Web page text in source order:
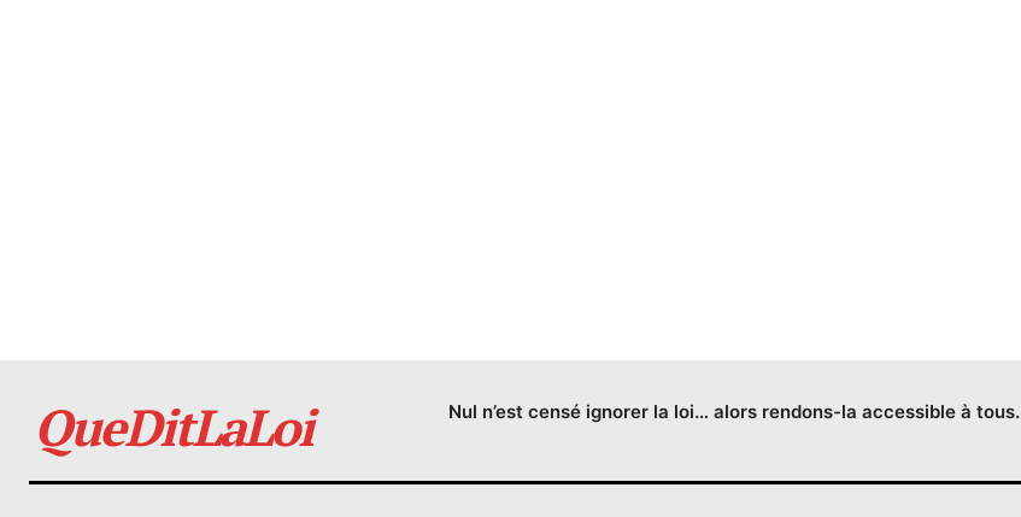
QueDitLaLoi Nul n’est censé ignorer la loi… alors rendons-la accessible à tous.